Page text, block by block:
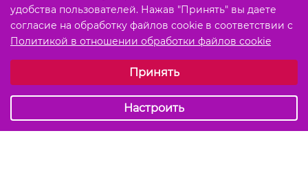
удобства пользователей. Нажав "Принять" вы даете
согласие на обработку файлов cookie в соответствии с
Политикой в отношении обработки файлов cookie
Обязательные (технические)Принять
Настроить